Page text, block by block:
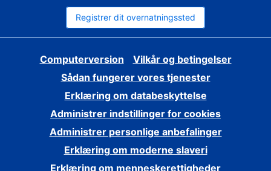
Registrer dit overnatningssted
Computerversion
Vilkår og betingelser
Sådan fungerer vores tjenester
Erklæring om databeskyttelse
Administrer indstillinger for cookies
Administrer personlige anbefalinger
Erklæring om moderne slaveri
Erklæring om menneskerettigheder